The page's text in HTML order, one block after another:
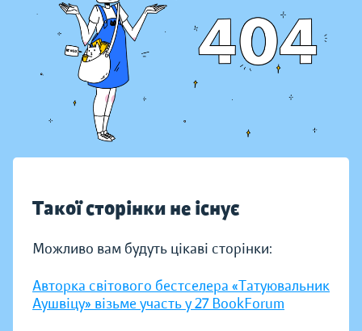
Такої сторінки не існує
Можливо вам будуть цікаві сторінки:
Авторка світового бестселера «Татуювальник
Аушвіцу» візьме участь у 27 BookForum